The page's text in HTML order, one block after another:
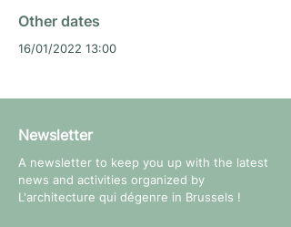
Other dates
16/01/2022 13:00
Newsletter
A newsletter to keep you up with the latest
news and activities organized by
L'architecture qui dégenre in Brussels !